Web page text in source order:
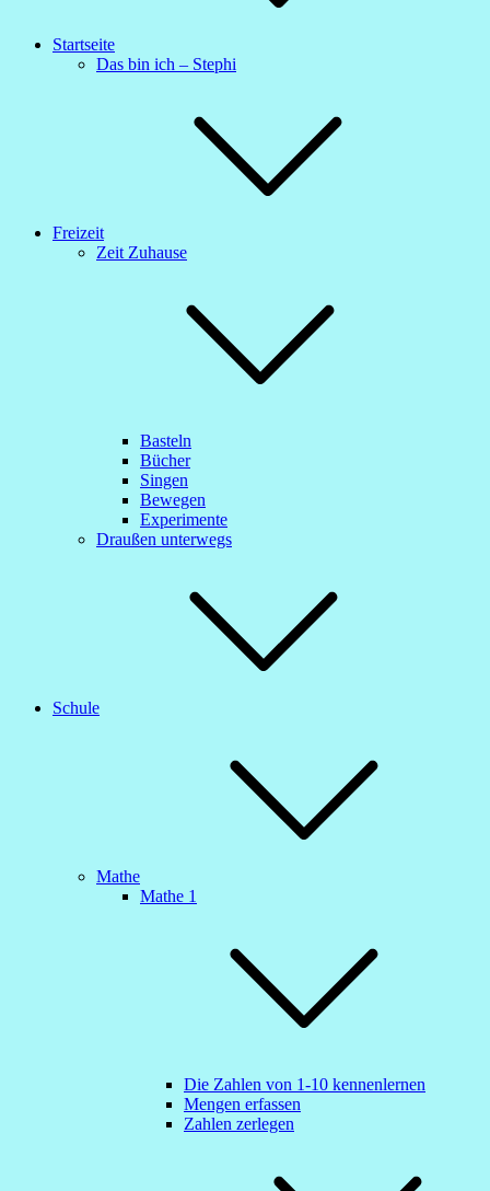
Startseite
Das bin ich – Stephi
Freizeit
Zeit Zuhause
Basteln
Bücher
Singen
Bewegen
Experimente
Draußen unterwegs
Schule
Mathe
Mathe 1
Die Zahlen von 1-10 kennenlernen
Mengen erfassen
Zahlen zerlegen